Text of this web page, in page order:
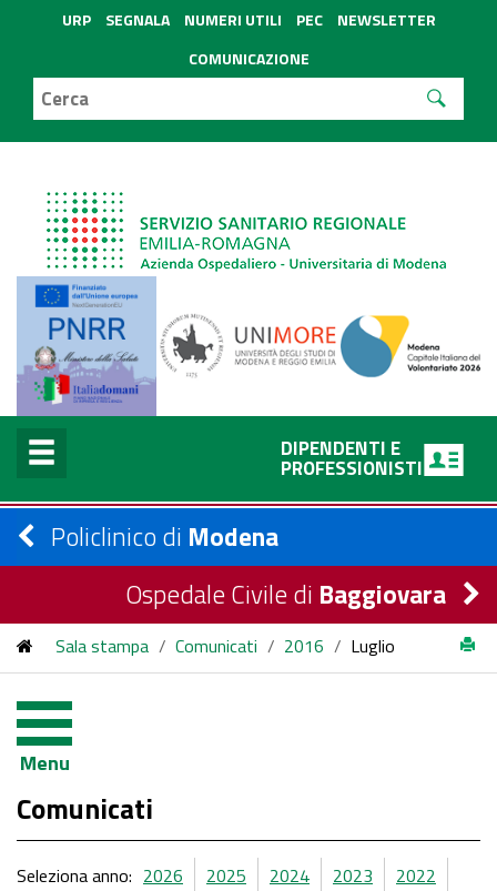
URP SEGNALA NUMERI UTILI PEC
NEWSLETTER
COMUNICAZIONE
DIPENDENTI E
PROFESSIONISTI
Policlinico di Modena
Ospedale Civile di Baggiovara
Sala stampa / Comunicati / 2016 / Luglio
Menu
Comunicati
Seleziona anno: 2026 2025 2024 2023
2022